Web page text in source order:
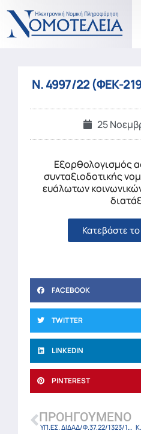
Ν. 4997/22 (ΦΕΚ-
25
Εξορθολογισμός
συνταξιοδοτικής
ευάλωτων
Κατεβάστε
FACEBOOK
TWITTER
LINKEDIN
PINTEREST
ΠΡΟΗΓΟΎΜΕΝΟ
ΥΠ.ΕΣ. ΔΙΔΑΔ/Φ.37.22/1323/17909/17990/25-11-22